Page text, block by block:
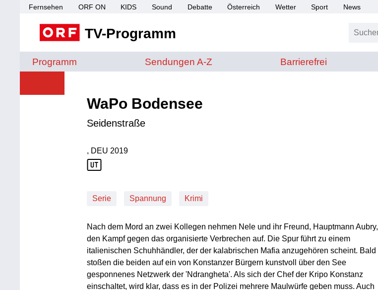
Fernsehen ORF ON KIDS Sound Debatte Österreich Wetter Sport News
TV-Programm
Programm Sendungen von A bis Z
Sendungen A-Z Barrierefrei
Barrierefrei
WaPo Bodensee
Seidenstraße
Produktionsland: DEU
, DEU
Produktionsjahr: 2019
2019
Serie Spannung Krimi
Nach dem Mord an zwei Kollegen nehmen Nele und ihr Freund, Hauptmann Aubry,
den Kampf gegen das organisierte Verbrechen auf. Die Spur führt zu einem
italienischen Schuhhändler, der der kalabrischen Mafia anzugehören scheint. Bald
stoßen die beiden auf ein von Konstanzer Bürgern kunstvoll über den See
gesponnenes Netzwerk der 'Ndrangheta'. Als sich der Chef der Kripo Konstanz
einschaltet, wird klar, dass es in der Polizei mehrere Maulwürfe geben muss. Auch